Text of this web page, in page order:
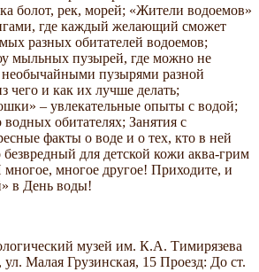
болот, рек, морей; «Жители водоемов»
где каждый желающий сможет
разных обитателей водоемов;
мыльных пузырей, где можно не
необычайными пузырями разной
чего и как их лучше делать;
– увлекательные опыты с водой;
водных обитателях; Занятия с
факты о воде и о тех, кто в ней
для детской кожи аква-грим
многое другое! Приходите, и
в День воды!
музей им. К.А. Тимирязева
Малая Грузинская, 15 Проезд: До ст.